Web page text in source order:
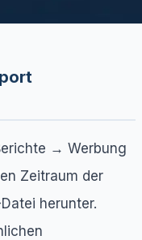
→ Werbung
Zeitraum der
herunter.